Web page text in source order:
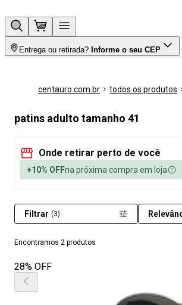
Entrega ou retirada? Informe o seu CEP
centauro.com.br todos os produtos
patins adulto tamanho 41
Onde retirar perto de você
+10% OFFna próxima compra em loja
Encontramos 2 produtos
Filtrar (3)
28% OFF